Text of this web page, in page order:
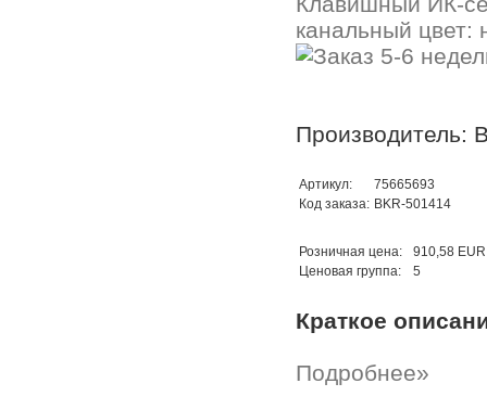
канальный цвет:
Производитель:
Артикул:
75665693
Код заказа: BKR-501414
Розничная цена:
910,58 EUR
Ценовая группа:
5
Краткое
Подробнее»